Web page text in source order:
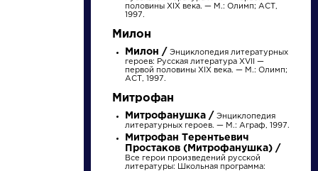
УРОКОВ И ЕГЭ
Д Е
половины XIX века. — М.: Олимп; АСТ,
1997.
Милон
Милон / Энциклопедия литературных
героев: Русская литература XVII —
первой половины XIX века. — М.: Олимп;
АСТ, 1997.
Митрофан
Митрофанушка / Энциклопедия
литературных героев. — М.: Аграф, 1997.
Митрофан Терентьевич
Простаков (Митрофанушка) /
Все герои произведений русской
литературы: Школьная программа: